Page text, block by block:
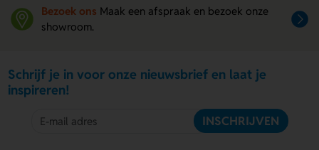
Bezoek ons Maak een afspraak en bezoek onze
showroom.
Schrijf je in voor onze nieuwsbrief en laat je
inspireren!
INSCHRIJVEN